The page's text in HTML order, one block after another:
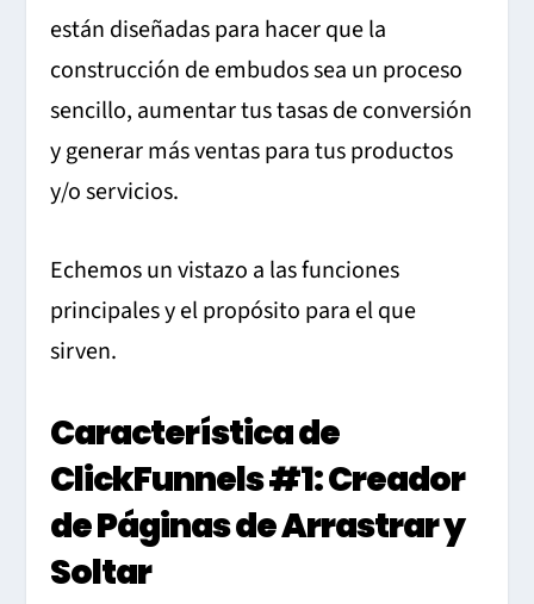
están diseñadas para hacer que la
construcción de embudos sea un proceso
sencillo, aumentar tus tasas de conversión
y generar más ventas para tus productos
y/o servicios.
Echemos un vistazo a las funciones
principales y el propósito para el que
sirven.
Característica de
ClickFunnels #1: Creador
de Páginas de Arrastrar y
Soltar